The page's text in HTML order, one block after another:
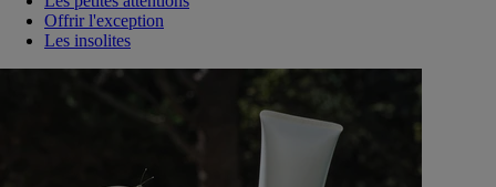
Offrir l'exception
Les insolites